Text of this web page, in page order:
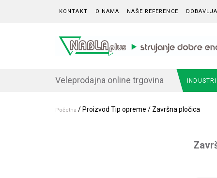
KONTAKT O NAMA NAŠE REFERENCE
Veleprodajna online trgovina
Početna / Proizvod Tip opreme / Završna pločica